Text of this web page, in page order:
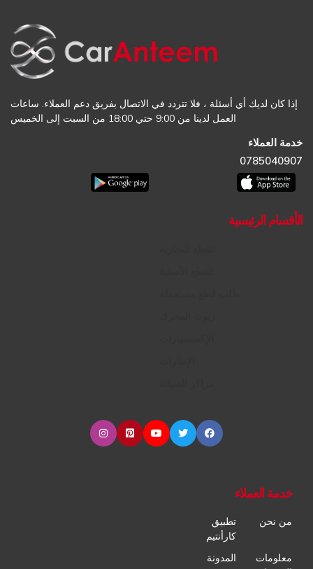
إذا كان لديك أي أسئلة ، فلا تتردد في الاتصال بفريق دعم العملاء. ساعات
العمل لدينا من 9:00 حتي 18:00 من السبت إلى الخميس
خدمة العملاء
0785040907
الأقسام الرئيسية
خدمة العملاء
من نحن
تطبيق
كارأنتيم
معلومات
المدونة